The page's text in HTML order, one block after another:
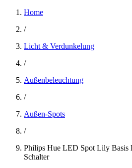
Home
/
Licht & Verdunkelung
/
Außenbeleuchtung
/
Außen-Spots
/
Philips Hue LED Spot Lily Basis
Schalter